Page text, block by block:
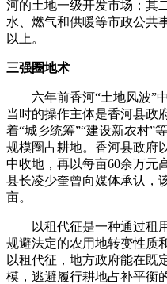
河的土地一级开发市场；其
水、燃气和供暖等市政公共
以上。
三强圈地术
六年前香河“土地风波”中
当时的操作主体是香河县政
着“城乡统筹”“建设新农村”
规模圈占耕地。香河县政府
中收地，再以每亩60余万元
县长凌少奎曾向媒体承认，
亩。
以租代征是一种通过租用
规避法定的农用地转变性质
以租代征，地方政府能在既
模，逃避履行耕地占补平衡